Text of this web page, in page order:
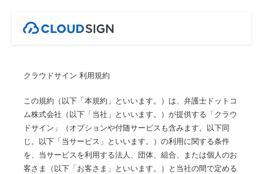
クラウドサイン 利用規約
この規約（以下「本規約」といいます。）は、弁護士ドットコ
ム株式会社（以下「当社」といいます。）が提供する「クラウ
ドサイン」（オプションや付随サービスも含みます。以下同
じ。以下「当サービス」といいます。）の利用に関する条件
を、当サービスを利用する法人、団体、組合、または個人のお
客さま（以下「お客さま」といいます。）と当社の間で定める